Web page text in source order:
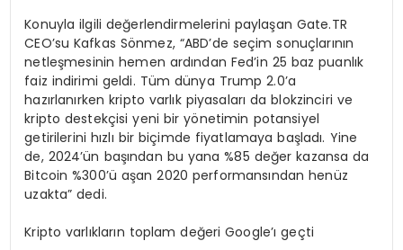
Konuyla ilgili değerlendirmelerini paylaşan Gate.TR
CEO’su Kafkas Sönmez, “ABD’de seçim sonuçlarının
netleşmesinin hemen ardından Fed’in 25 baz puanlık
faiz indirimi geldi. Tüm dünya Trump 2.0’a
hazırlanırken kripto varlık piyasaları da blokzinciri ve
kripto destekçisi yeni bir yönetimin potansiyel
getirilerini hızlı bir biçimde fiyatlamaya başladı. Yine
de, 2024’ün başından bu yana %85 değer kazansa da
Bitcoin %300’ü aşan 2020 performansından henüz
uzakta” dedi.
Kripto varlıkların toplam değeri Google’ı geçti